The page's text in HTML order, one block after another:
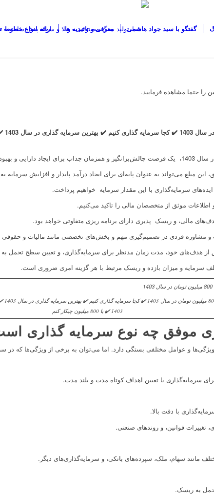
ارائه انواع خطوط معرفی و تائیدیه ها گفتگو با سید جواد هاشمی
را حتما مشاهده فرمایید.
این مبلغ می‌تواند به عنوان پایه‌ای برای ایجاد درآمد پایدار و افزایش سرمایه
ایده‌های سرمایه‌گذاری با این مقدار سرمایه خواهیم پرداخت.
موثق از متخصصان مالی را تاکید می‌کنیم.
مالی، و ریسک پذیری دارای برنامه ریزی متفاوتی خواهد بود.
و مشاوره فردی در تصمیم‌گیری مهم و بخش‌های تخصصی مانند مالیات و
از هدف‌های خود، مدت زمان مدنظر برای سرمایه‌گذاری، و تعیین سطح تحمل
سرمایه و میزان بازده و ریسک مرتبط با هر گزینه امری ضروری است.
1403 ✔️ با 800 میلیون چیکار کنم
موفق چه نوع سرمایه گذاری
و عوامل مختلفی بستگی دارد. اما می‌توان به برخی از ویژگی‌ها که در
سرمایه‌گذاری با تعیین اهداف کوتاه مدت و بلند مدت.
با دقت بالا.
قوانین، و روندهای صنعتی.
مانند سهام، ملک، سپرده‌های بانکی، و سرمایه‌گذاری‌های دیگر.
به ریسک.